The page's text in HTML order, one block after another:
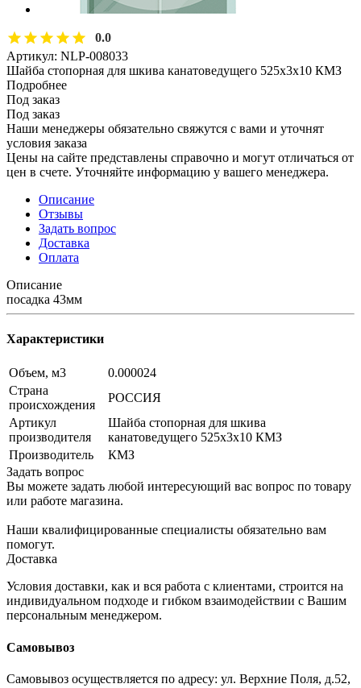
0.0
Артикул: NLP-008033
Шайба стопорная для шкива канатоведущего 525х3х10 КМЗ
Подробнее
Под заказ
Под заказ
Наши менеджеры обязательно свяжутся с вами и уточнят
условия заказа
Цены на сайте представлены справочно и могут отличаться от
цен в счете. Уточняйте информацию у вашего менеджера.
Описание
Отзывы
Задать вопрос
Доставка
Оплата
Описание
посадка 43мм
Характеристики
Объем, м3
0.000024
Страна
происхождения
РОССИЯ
Артикул
производителя
Шайба стопорная для шкива
канатоведущего 525х3х10 КМЗ
Производитель
КМЗ
Задать вопрос
Вы можете задать любой интересующий вас вопрос по товару
или работе магазина.
Наши квалифицированные специалисты обязательно вам
помогут.
Доставка
Условия доставки, как и вся работа с клиентами, строится на
индивидуальном подходе и гибком взаимодействии с Вашим
персональным менеджером.
Самовывоз
Самовывоз осуществляется по адресу: ул. Верхние Поля, д.52,